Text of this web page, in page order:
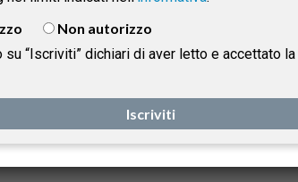
AR, con la precisazione, fornita
di Bologna nel 2018, che nel caso concreto
Non autorizzo
su “Iscriviti” dichiari di aver letto e accettato la
Iscriviti